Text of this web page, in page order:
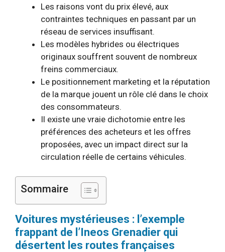
Les raisons vont du prix élevé, aux
contraintes techniques en passant par un
réseau de services insuffisant.
Les modèles hybrides ou électriques
originaux souffrent souvent de nombreux
freins commerciaux.
Le positionnement marketing et la réputation
de la marque jouent un rôle clé dans le choix
des consommateurs.
Il existe une vraie dichotomie entre les
préférences des acheteurs et les offres
proposées, avec un impact direct sur la
circulation réelle de certains véhicules.
Sommaire
Voitures mystérieuses : l’exemple
frappant de l’Ineos Grenadier qui
désertent les routes françaises